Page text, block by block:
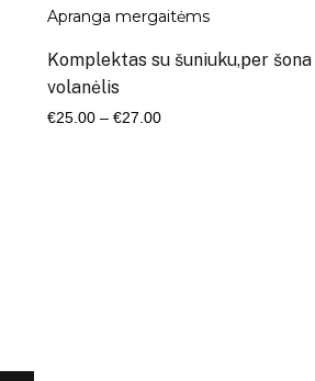
Apranga mergaitėms
Komplektas su šuniuku,per šona
volanėlis
€25.00 – €27.00Kaina